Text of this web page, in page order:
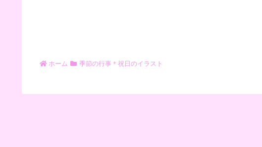
ホーム 季節の行事＊祝日のイラスト